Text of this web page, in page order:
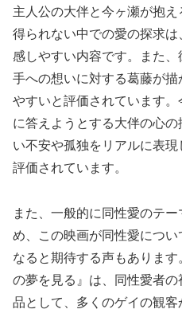
主人公の大伴と今ヶ瀬が抱
得られない中での愛の探求
感しやすい内容です。また
手への想いに対する葛藤が
やすいと評価されています
に答えようとする大伴の心
い不安や孤独をリアルに表
評価されています。
また、一般的に同性愛のテ
め、この映画が同性愛につ
なると期待する声もありま
の夢を見る』は、同性愛者
品として、多くのゲイの観客